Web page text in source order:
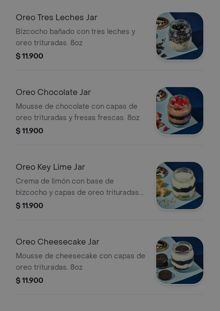
Oreo Tres Leches Jar
Bizcocho bañado con tres leches y
oreo trituradas. 8oz
$ 11.900
Oreo Chocolate Jar
Mousse de chocolate con capas de
oreo trituradas y fresas frescas. 8oz
$ 11.900
Oreo Key Lime Jar
Crema de limón con base de
bizcocho y capas de oreo trituradas.
8oz
$ 11.900
Oreo Cheesecake Jar
Mousse de cheesecake con capas de
oreo trituradas. 8oz
$ 11.900